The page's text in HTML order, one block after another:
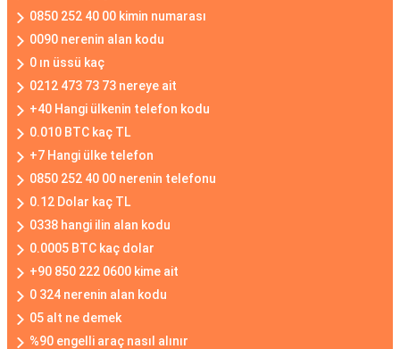
0850 252 40 00 kimin numarası
0090 nerenin alan kodu
0 ın üssü kaç
0212 473 73 73 nereye ait
+40 Hangi ülkenin telefon kodu
0.010 BTC kaç TL
+7 Hangi ülke telefon
0850 252 40 00 nerenin telefonu
0.12 Dolar kaç TL
0338 hangi ilin alan kodu
0.0005 BTC kaç dolar
+90 850 222 0600 kime ait
0 324 nerenin alan kodu
05 alt ne demek
%90 engelli araç nasıl alınır